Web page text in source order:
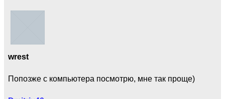
wrest
Попозже с компьютера посмотрю, мне так проще)